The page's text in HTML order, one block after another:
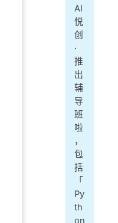
AI
悦
创
·
推
出
辅
导
班
啦
，
包
括
「
Py
th
on